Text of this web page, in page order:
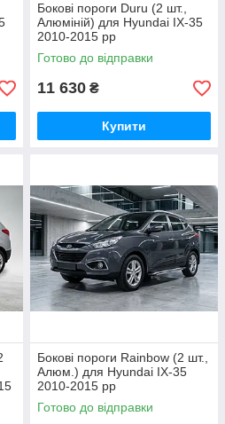
Бокові пороги Duru (2 шт.,
Алюміній) для Hyundai IX-35
2010-2015 рр
Готово до відправки
11 630 ₴
Купити
Бокові пороги Rainbow (2 шт.,
Алюм.) для Hyundai IX-35
2010-2015 рр
Готово до відправки